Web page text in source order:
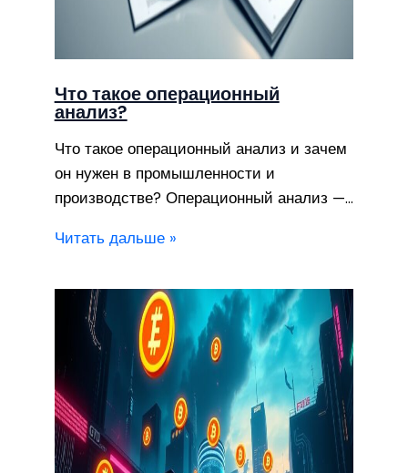
Что такое операционный
анализ?
Что такое операционный анализ и зачем
он нужен в промышленности и
производстве? Операционный анализ —…
Читать дальше »